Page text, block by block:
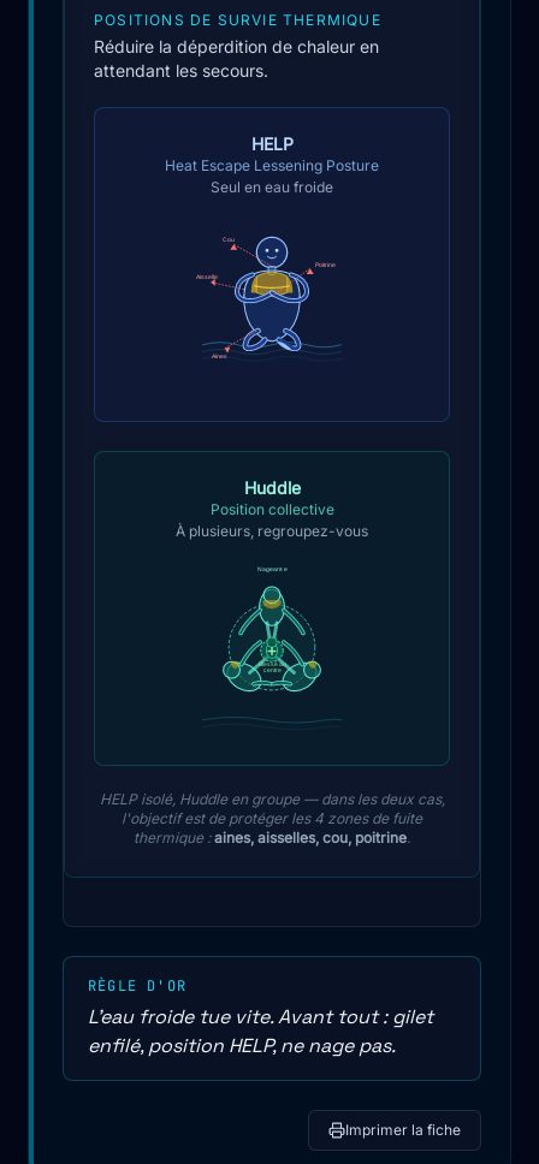
POSITIONS DE SURVIE THERMIQUE
Réduire la déperdition de chaleur en
attendant les secours.
HELP
Heat Escape Lessening Posture
Seul en eau froide
Cou
Aisselle
Poitrine
Aines
Huddle
Position collective
À plusieurs, regroupez-vous
Blessé au
centre
Nageant·e
HELP isolé, Huddle en groupe — dans les deux cas,
l'objectif est de protéger les 4 zones de fuite
thermique :aines, aisselles, cou, poitrine.
RÈGLE D'OR
L'eau froide tue vite. Avant tout : gilet
enfilé, position HELP, ne nage pas.
Imprimer la fiche